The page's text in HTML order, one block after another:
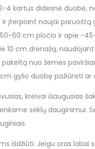
4 kartus didesnė duobė,
įterpiant naujai paruoštą
60 cm pločio ir apie -
10 cm drenažą,
nuo žemės
gylio duobę pažiūrėti ar
kreivai išaugusias
sėklų dauginimui.
išdžiūti. Jeigu oras labai